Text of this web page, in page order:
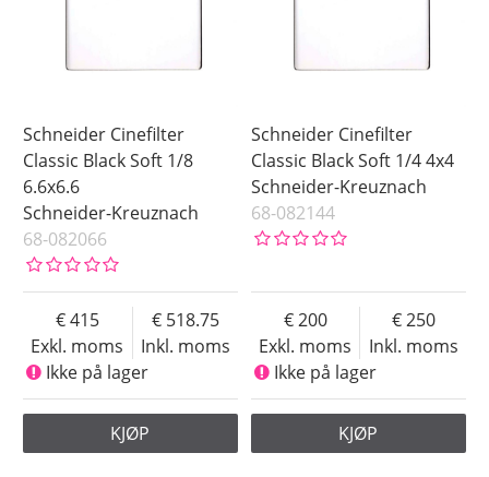
Schneider Cinefilter
Classic Black Soft 1/8
6.6x6.6
Schneider-Kreuznach
68-082066
Exkl. moms
415
Inkl. moms
518.75
Ikke på lager
KJØP
Schneider Cinefilter
Classic Black Soft 1/4 4x4
Schneider-Kreuznach
68-082144
Exkl. moms
200
Inkl. moms
250
Ikke på lager
KJØP